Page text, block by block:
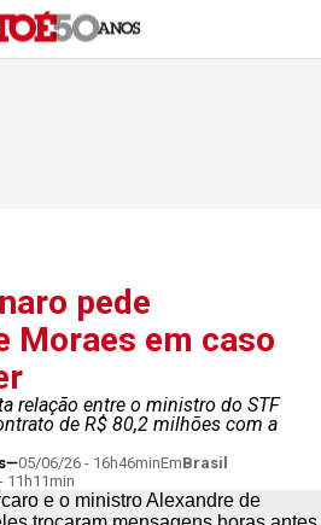
pede
Moraes em caso
relação entre o ministro do STF
de R$ 80,2 milhões com a
05/06/26 - 16h46minEmBrasil
11h11min